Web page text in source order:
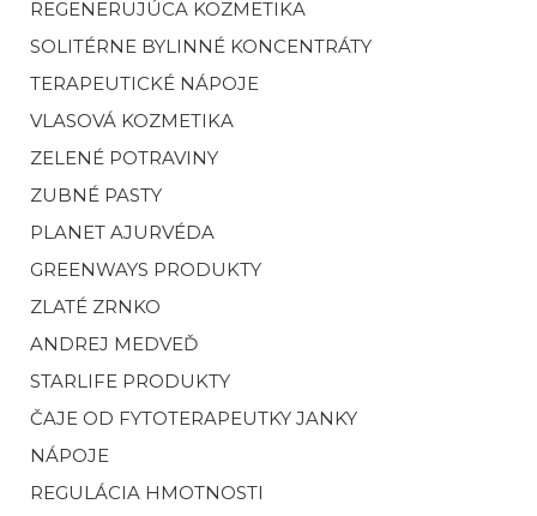
REGENERUJÚCA KOZMETIKA
SOLITÉRNE BYLINNÉ KONCENTRÁTY
TERAPEUTICKÉ NÁPOJE
VLASOVÁ KOZMETIKA
ZELENÉ POTRAVINY
ZUBNÉ PASTY
PLANET AJURVÉDA
GREENWAYS PRODUKTY
ZLATÉ ZRNKO
ANDREJ MEDVEĎ
STARLIFE PRODUKTY
ČAJE OD FYTOTERAPEUTKY JANKY
NÁPOJE
REGULÁCIA HMOTNOSTI